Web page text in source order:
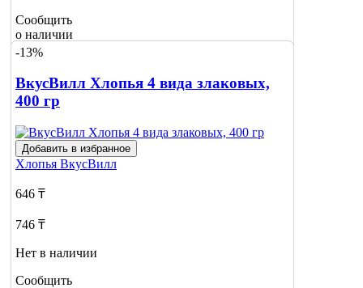
Сообщить
о наличии
-13%
ВкусВилл Хлопья 4 вида злаковых,
400 гр
Добавить в избранное
Хлопья ВкусВилл
646 ₸
746 ₸
Нет в наличии
Сообщить